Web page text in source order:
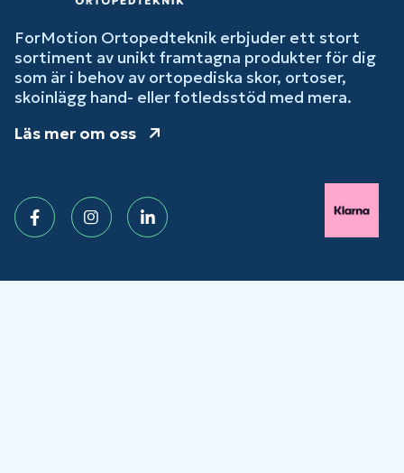
ForMotion Ortopedteknik erbjuder ett stort
sortiment av unikt framtagna produkter för dig
som är i behov av ortopediska skor, ortoser,
skoinlägg hand- eller fotledsstöd med mera.
Läs mer om oss
FacebookInstagramLinkedIn